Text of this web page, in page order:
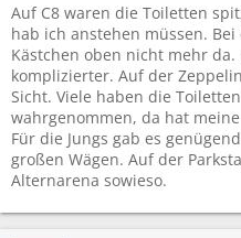
Auf C8 waren die Toiletten
hab ich anstehen müssen.
Kästchen oben nicht mehr
komplizierter. Auf der
Sicht. Viele haben die
wahrgenommen, da hat
Für die Jungs gab es
großen Wägen. Auf der
Alternarena sowieso.